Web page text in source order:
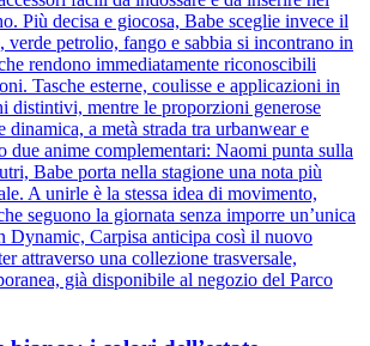
Più decisa e giocosa, Babe sceglie invece il
petrolio, fango e sabbia si incontrano in
rendono immediatamente riconoscibili
Tasche esterne, coulisse e applicazioni in
distintivi, mentre le proporzioni generose
dinamica, a metà strada tra urbanwear e
due anime complementari: Naomi punta sulla
Babe porta nella stagione una nota più
A unirle è la stessa idea di movimento,
seguono la giornata senza imporre un’unica
Dynamic, Carpisa anticipa così il nuovo
attraverso una collezione trasversale,
già disponibile al negozio del Parco